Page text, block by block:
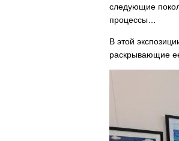
следующие
процессы…
В этой
раскрывающие